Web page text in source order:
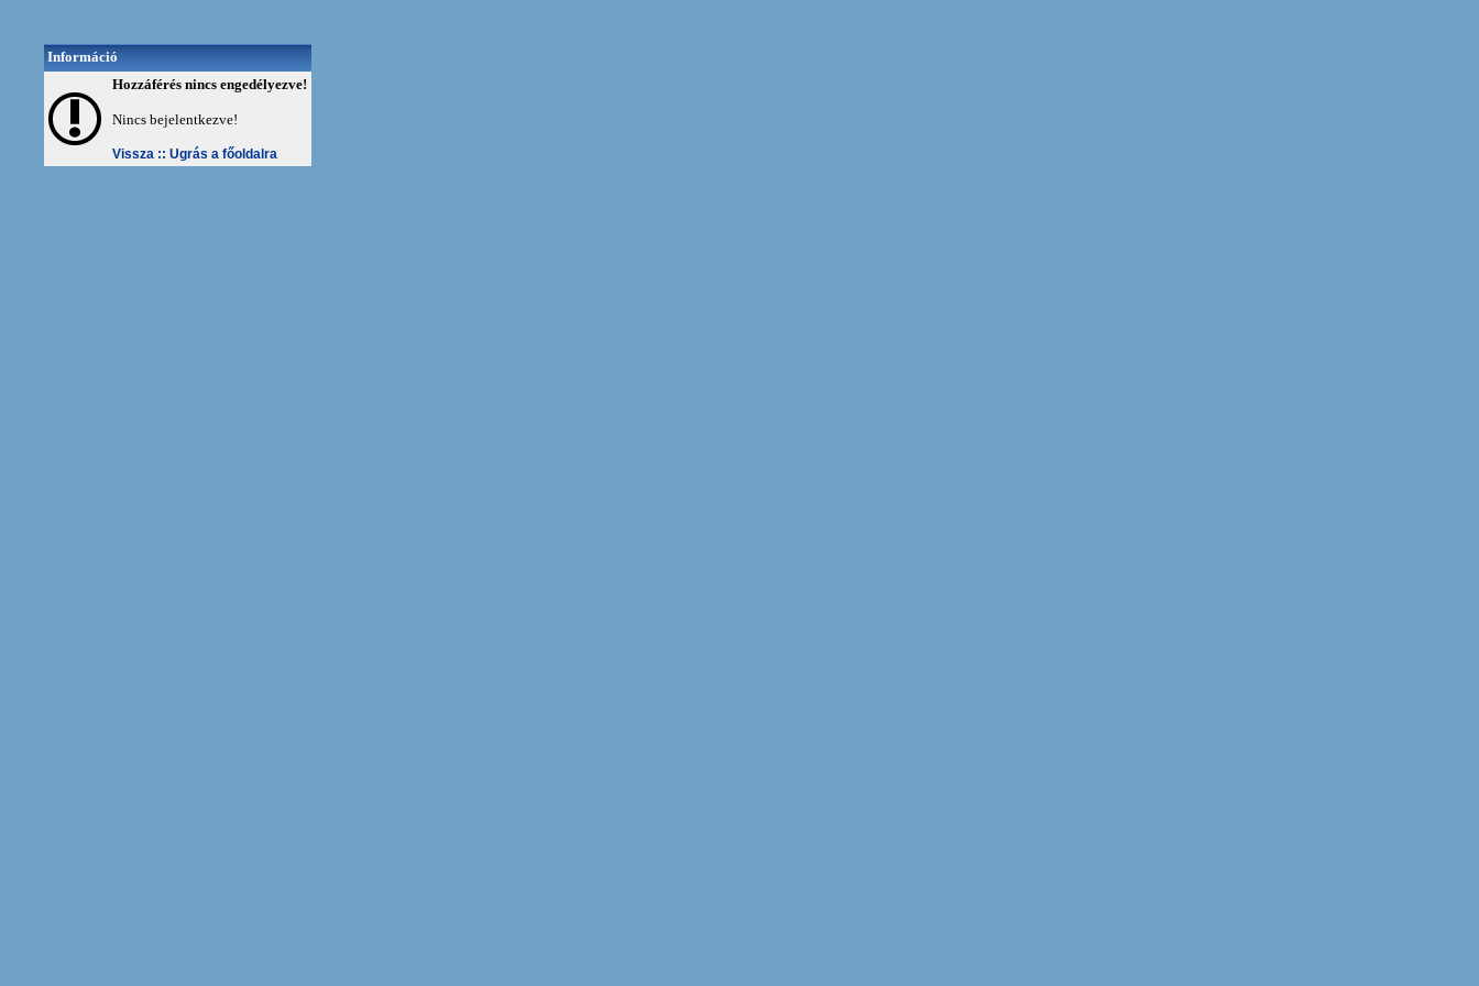
Információ
Hozzáférés nincs engedélyezve!
Nincs bejelentkezve!
Vissza :: Ugrás a főoldalra